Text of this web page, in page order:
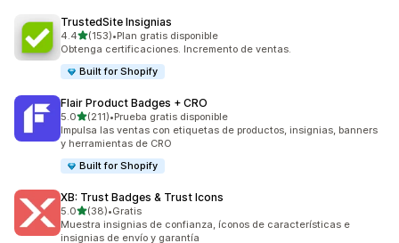
TrustedSite Insignias
4.4de 5 estrellas
(153)
153 reseñas en total
•Plan gratis disponible
Obtenga certificaciones. Incremento de ventas.
Built for Shopify
Flair Product Badges + CRO
5.0de 5 estrellas
(211)
211 reseñas en total
•Prueba gratis disponible
Impulsa las ventas con etiquetas de productos, insignias, banners
y herramientas de CRO
Built for Shopify
XB: Trust Badges & Trust Icons
5.0de 5 estrellas
(38)
38 reseñas en total
•Gratis
Muestra insignias de confianza, íconos de características e
insignias de envío y garantía